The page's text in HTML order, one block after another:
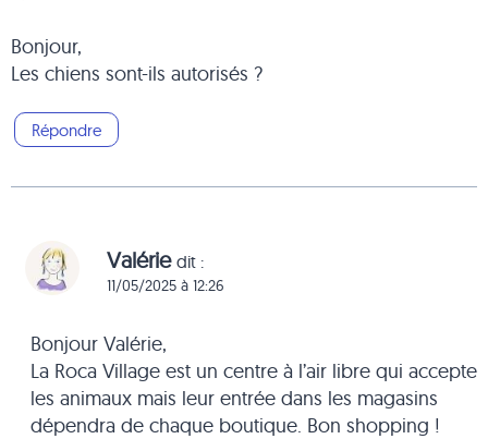
Bonjour,
Les chiens sont-ils autorisés ?
Répondre
Valérie dit :
11/05/2025 à 12:26
Bonjour Valérie,
La Roca Village est un centre à l’air libre qui accepte
les animaux mais leur entrée dans les magasins
dépendra de chaque boutique. Bon shopping !